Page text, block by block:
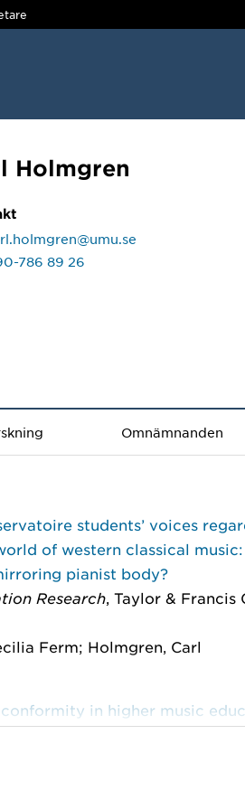
Holmgren
786 89 26
Omnämnanden
students’ voices
of western classical
pianist body?
Research , Taylor &
Ferm; Holmgren, Carl
in higher music